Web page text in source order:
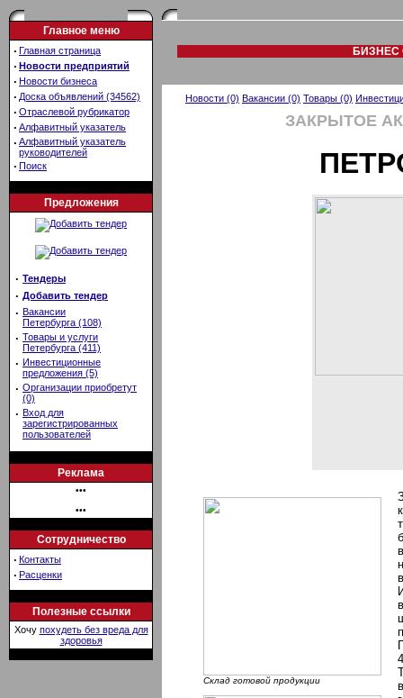
Главное меню
· Главная страница
· Новости предприятий
· Новости бизнеса
· Доска объявлений (34562)
· Отраслевой рубрикатор
· Алфавитный указатель
· Алфавитный указатель
руководителей
· Поиск
Предложения
· Тендеры
· Добавить тендер
· Вакансии
Петербурга (108)
· Товары и услуги
Петербурга (411)
· Инвестиционные
предложения (5)
· Организации приобретут
(0)
· Вход для
зарегистрированных
пользователей
Реклама
•••
•••
Сотрудничество
· Контакты
· Расценки
Полезные ссылки
Хочу похудеть без вреда для
здоровья
БИЗНЕС
Новости (0) Вакансии (0) Товары (0)
ЗАКРЫТОЕ
Склад готовой продукции